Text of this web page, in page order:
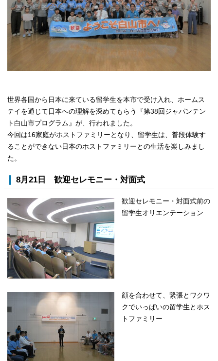
世界各国から日本に来ている留学生を本市で受け入れ、ホームス
テイを通じて日本への理解を深めてもらう『第38回ジャパンテン
ト白山市プログラム』が、行われました。
今回は16家庭がホストファミリーとなり、留学生は、普段体験す
ることができない日本のホストファミリーとの生活を楽しみまし
た。
8月21日 歓迎セレモニー・対面式
歓迎セレモニー・対面式前の
留学生オリエンテーション
顔を合わせて、緊張とワクワ
クでいっぱいの留学生とホス
トファミリー